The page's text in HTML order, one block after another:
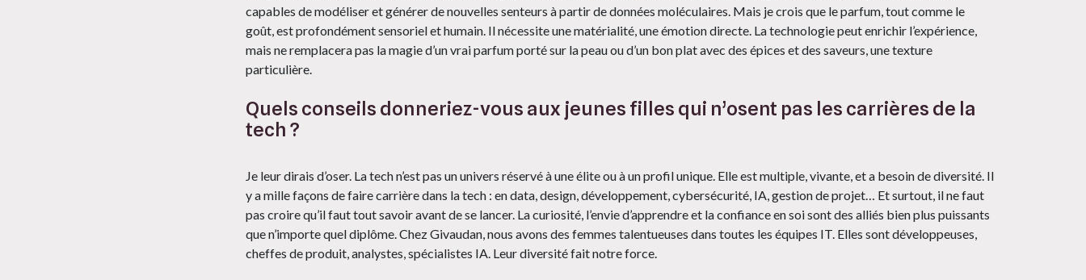
capables de modéliser et générer de nouvelles senteurs à partir de données moléculaires. Mais je crois que le parfum, tout comme le
goût, est profondément sensoriel et humain. Il nécessite une matérialité, une émotion directe. La technologie peut enrichir l’expérience,
mais ne remplacera pas la magie d’un vrai parfum porté sur la peau ou d’un bon plat avec des épices et des saveurs, une texture
particulière.
Quels conseils donneriez-vous aux jeunes filles qui n’osent pas les carrières de la
tech ?
Je leur dirais d’oser. La tech n’est pas un univers réservé à une élite ou à un profil unique. Elle est multiple, vivante, et a besoin de diversité. Il
y a mille façons de faire carrière dans la tech : en data, design, développement, cybersécurité, IA, gestion de projet… Et surtout, il ne faut
pas croire qu’il faut tout savoir avant de se lancer. La curiosité, l’envie d’apprendre et la confiance en soi sont des alliés bien plus puissants
que n’importe quel diplôme. Chez Givaudan, nous avons des femmes talentueuses dans toutes les équipes IT. Elles sont développeuses,
cheffes de produit, analystes, spécialistes IA. Leur diversité fait notre force.